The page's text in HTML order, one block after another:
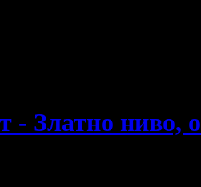
- Златно ниво,